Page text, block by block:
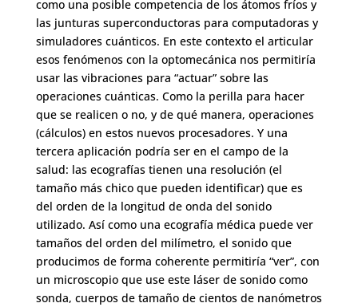
como una posible competencia de los átomos fríos y
las junturas superconductoras para computadoras y
simuladores cuánticos. En este contexto el articular
esos fenómenos con la optomecánica nos permitiría
usar las vibraciones para “actuar” sobre las
operaciones cuánticas. Como la perilla para hacer
que se realicen o no, y de qué manera, operaciones
(cálculos) en estos nuevos procesadores. Y una
tercera aplicación podría ser en el campo de la
salud: las ecografías tienen una resolución (el
tamaño más chico que pueden identificar) que es
del orden de la longitud de onda del sonido
utilizado. Así como una ecografía médica puede ver
tamaños del orden del milímetro, el sonido que
producimos de forma coherente permitiría “ver”, con
un microscopio que use este láser de sonido como
sonda, cuerpos de tamaño de cientos de nanómetros